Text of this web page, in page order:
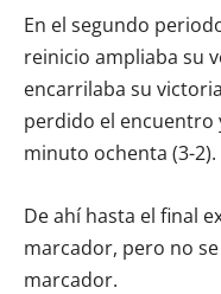
En el segundo
reinicio ampliaba su
encarrilaba su
perdido el encuentro
minuto ochenta (3-2).
De ahí hasta el final
marcador, pero no
marcador.